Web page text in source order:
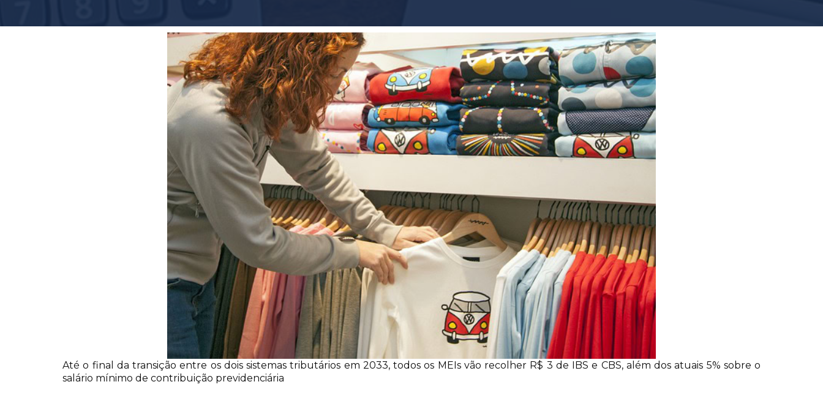
Até o final da transição entre os dois sistemas tributários em 2033, todos os MEIs vão recolher R$ 3 de IBS e CBS, além dos atuais 5% sobre o
salário mínimo de contribuição previdenciária